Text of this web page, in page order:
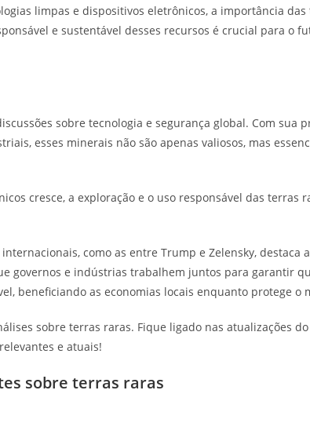
limpas e dispositivos eletrônicos, a importância
e sustentável desses recursos é crucial para o
sobre tecnologia e segurança global. Com sua
esses minerais não são apenas valiosos, mas
cresce, a exploração e o uso responsável das terras
como as entre Trump e Zelensky, destaca
governos e indústrias trabalhem juntos para garantir
beneficiando as economias locais enquanto protege o
sobre terras raras. Fique ligado nas atualizações do
e atuais!
sobre terras raras